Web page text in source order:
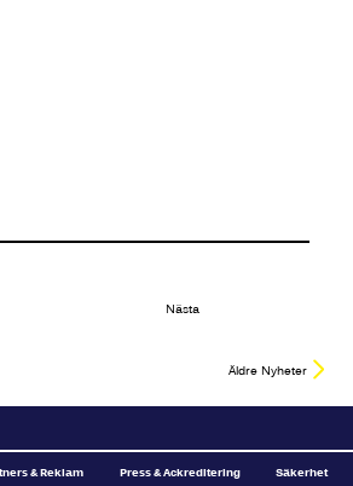
Nästa
Äldre Nyheter
& Reklam Press & Ackreditering Säkerhet